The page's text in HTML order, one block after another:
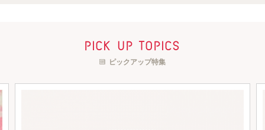
pick up topics
ピックアップ特集